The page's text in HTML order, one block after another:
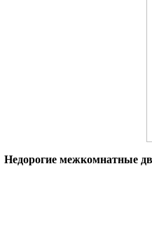
Недорогие межкомнатные